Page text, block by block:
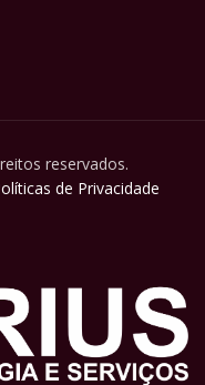
reservados.
de Privacidade